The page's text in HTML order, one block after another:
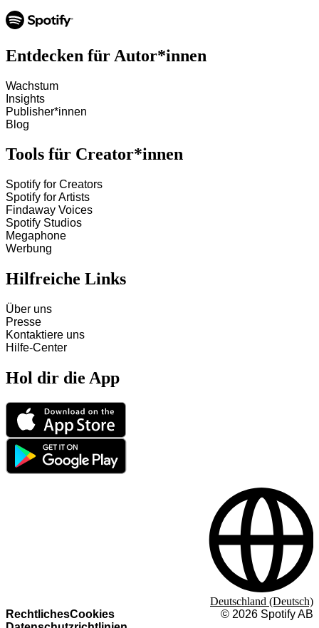
Entdecken für Autor*innen
Wachstum
Insights
Publisher*innen
Blog
Tools für Creator*innen
Spotify for Creators
Spotify for Artists
Findaway Voices
Spotify Studios
Megaphone
Werbung
Hilfreiche Links
Über uns
Presse
Kontaktiere uns
Hilfe-Center
Hol dir die App
RechtlichesCookies
© 2026 Spotify AB
Deutschland (Deutsch)